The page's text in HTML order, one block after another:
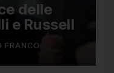
delle
e Russell
FRANCO